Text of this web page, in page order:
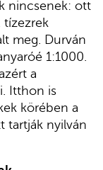
nincsenek: ott
tízezrek
meg. Durván
1:1000.
a
Itthon is
körében a
tartják nyilván